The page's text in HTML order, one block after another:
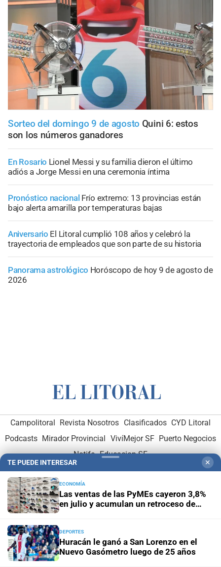
Sorteo del domingo 9 de agosto Quini 6: estos
son los números ganadores
En Rosario Lionel Messi y su familia dieron el último
adiós a Jorge Messi en una ceremonia íntima
Pronóstico nacional Frío extremo: 13 provincias están
bajo alerta amarilla por temperaturas bajas
Aniversario El Litoral cumplió 108 años y celebró la
trayectoria de empleados que son parte de su historia
Panorama astrológico Horóscopo de hoy 9 de agosto de
2026
Campolitoral Revista Nosotros Clasificados CYD Litoral
Podcasts Mirador Provincial VivíMejor SF Puerto Negocios
Notife Educacion SF
Hemeroteca Digital (1930-1979)
Administración y Publicidad-Elementos institucionales
Opcionales con El Litoral-MediaKit
TE PUEDE INTERESAR ✕
ECONOMÍA
Las ventas de las PyMEs cayeron 3,8%
en julio y acumulan un retroceso de
DEPORTES
Huracán le ganó a San Lorenzo en el
Nuevo Gasómetro luego de 25 años